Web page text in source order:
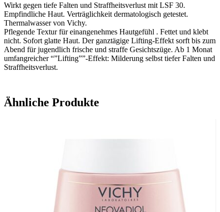
Wirkt gegen tiefe Falten und Straffheitsverlust mit LSF 30.
Empfindliche Haut. Verträglichkeit dermatologisch getestet.
Thermalwasser von Vichy.
Pflegende Textur für einangenehmes Hautgefühl . Fettet und klebt
nicht. Sofort glatte Haut. Der ganztägige Lifting-Effekt sorft bis zum
Abend für jugendlich frische und straffe Gesichtszüge. Ab 1 Monat
umfangreicher “”Lifting””-Effekt: Milderung selbst tiefer Falten und
Straffheitsverlust.
Ähnliche Produkte